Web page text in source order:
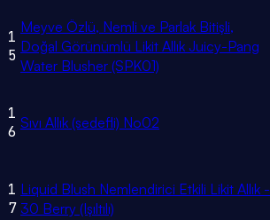
1
5
Meyve Özlü, Nemli ve Parlak Bitişli,
Doğal Görünümlü Likit Allık Juicy-Pang
Water Blusher (SPK01)
1
6 Sıvı Allık (sedefli) No02
1
7
Liquid Blush Nemlendirici Etkili Likit Allık -
30 Berry (Işıltılı)